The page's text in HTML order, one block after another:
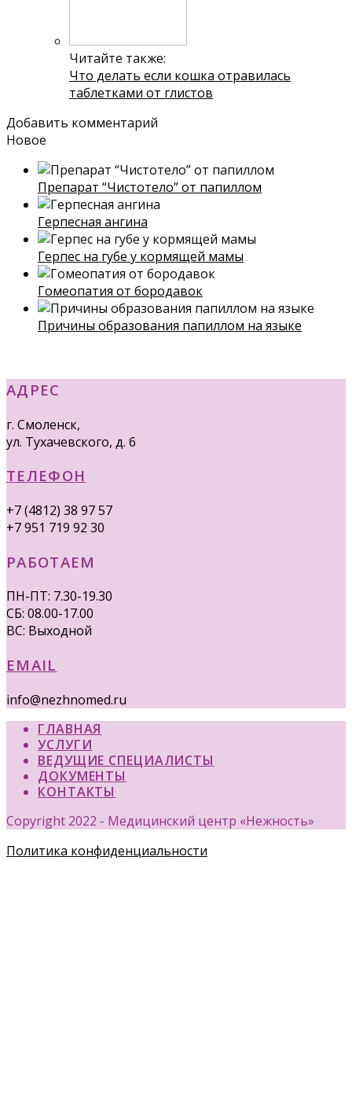
Читайте также:
Что делать если кошка отравилась
таблетками от глистов
Добавить комментарий
Новое
Препарат “Чистотело” от папиллом
Герпесная ангина
Герпес на губе у кормящей мамы
Гомеопатия от бородавок
Причины образования папиллом на языке
АДРЕС
г. Смоленск,
ул. Тухачевского, д. 6
ТЕЛЕФОН
+7 (4812) 38 97 57
+7 951 719 92 30
РАБОТАЕМ
ПН-ПТ: 7.30-19.30
СБ: 08.00-17.00
ВС: Выходной
EMAIL
info@nezhnomed.ru
ГЛАВНАЯ
УСЛУГИ
ВЕДУЩИЕ СПЕЦИАЛИСТЫ
ДОКУМЕНТЫ
КОНТАКТЫ
Copyright 2022 - Медицинский центр «Нежность»
Политика конфиденциальности